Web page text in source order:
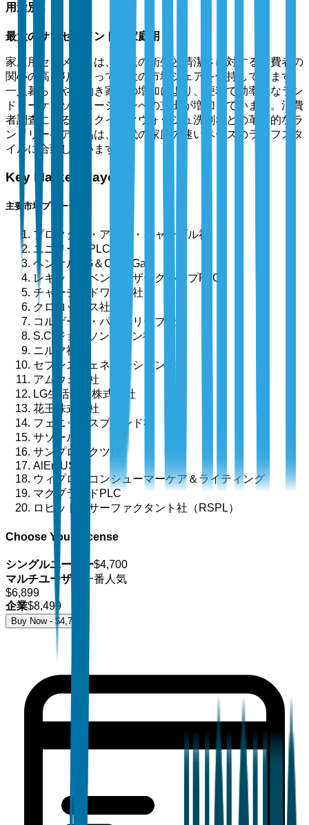
用途別
最大のサブセグメント：家庭用
家庭用セグメントは、家庭の衛生と清潔さに対する消費者の
関心の高まりによって最大の市場シェアを保持しています。
一人暮らしや共働き家庭の増加により、便利で効率的なラン
ドリーケアソリューションへの支出が増加しています。消費
者調査によると、クイックウォッシュ洗剤などの革新的なラ
ンドリーケア製品は、現代の家庭の速いペースのライフスタ
イルに合致しています。
Key Market Players
主要市場プレーヤー
プロクター・アンド・ギャンブル社
ユニリーバPLC
ヘンケルAG＆Co. KGaA
レキット・ベンキーザーグループPLC
チャーチ＆ドワイト社
クロロックス社
コルゲート・パルモリーブ社
S.C.ジョンソン＆ソン社
ニルマ社
セブンスジェネレーション社
アムウェイ社
LG生活健康株式会社
花王株式会社
フェニックスブランド社
サソール社
サンプロダクツ社
AlEn USA
ウィプロ・コンシューマーケア＆ライティング
マクブライドPLC
ロヒット・サーファクタント社（RSPL）
Choose Your License
シングルユーザー$4,700
マルチユーザー
一番人気
$6,899
企業$8,499
Buy Now - $4,700